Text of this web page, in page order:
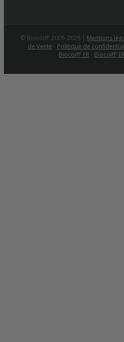
© Biocoiff' 2005-2026 | Mentions
de Vente - Politique de
Biocoiff' FR - Biocoiff'